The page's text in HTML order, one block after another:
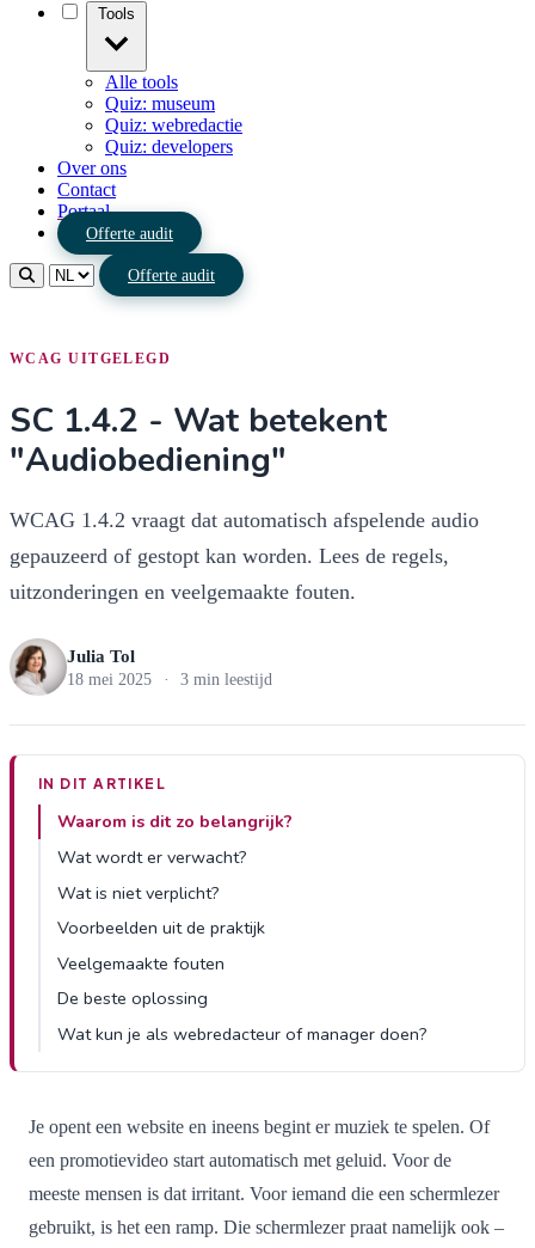
Alle tools
Quiz: museum
Quiz: webredactie
Quiz: developers
Over ons
Contact
Portaal
Offerte audit
Offerte audit
WCAG UITGELEGD
SC 1.4.2 - Wat betekent
"Audiobediening"
WCAG 1.4.2 vraagt dat automatisch afspelende audio
gepauzeerd of gestopt kan worden. Lees de regels,
uitzonderingen en veelgemaakte fouten.
Julia Tol
18 mei 2025 · 3 min leestijd
IN DIT ARTIKEL
Waarom is dit zo belangrijk?
Wat wordt er verwacht?
Wat is niet verplicht?
Voorbeelden uit de praktijk
Veelgemaakte fouten
De beste oplossing
Wat kun je als webredacteur of manager doen?
Je opent een website en ineens begint er muziek te spelen. Of
een promotievideo start automatisch met geluid. Voor de
meeste mensen is dat irritant. Voor iemand die een schermlezer
gebruikt, is het een ramp. Die schermlezer praat namelijk ook –